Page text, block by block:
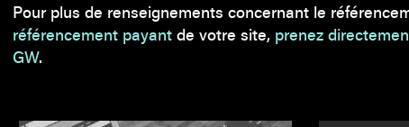
Pour plus de renseignements concernant le
référencement payant de votre site, prenez
GW.